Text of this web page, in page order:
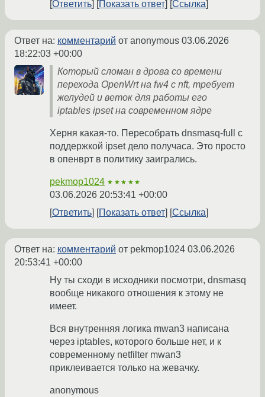
Ответить Показать ответ Ссылка
Ответ на: комментарий от anonymous 03.06.2026
18:22:03 +00:00
Который сломан в дрова со времени
перехода OpenWrt на fw4 с nft, требует
желудей и веток для работы его
iptables ipset на современном ядре
Херня какая-то. Пересобрать dnsmasq-full с
поддержкой ipset дело получаса. Это просто
в опенврт в политику заигрались.
pekmop1024 ★★★★★
03.06.2026 20:53:41 +00:00
Ответить
Показать ответ Ссылка
Ответ на: комментарий от pekmop1024 03.06.2026
20:53:41 +00:00
Ну ты сходи в исходники посмотри, dnsmasq
вообще никакого отношения к этому не
имеет.
Вся внутренняя логика mwan3 написана
через iptables, которого больше нет, и к
современному netfilter mwan3
приклеивается только на жевачку.
anonymous